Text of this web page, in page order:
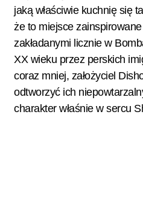
jaką właściwie kuchnię się
że to miejsce
zakładanymi licznie w
XX wieku przez perskich
coraz mniej, założyciel
odtworzyć ich
charakter właśnie w sercu